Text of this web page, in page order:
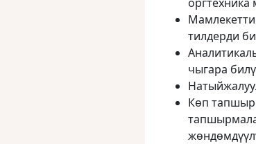
тилдерди
чыгара
Көп